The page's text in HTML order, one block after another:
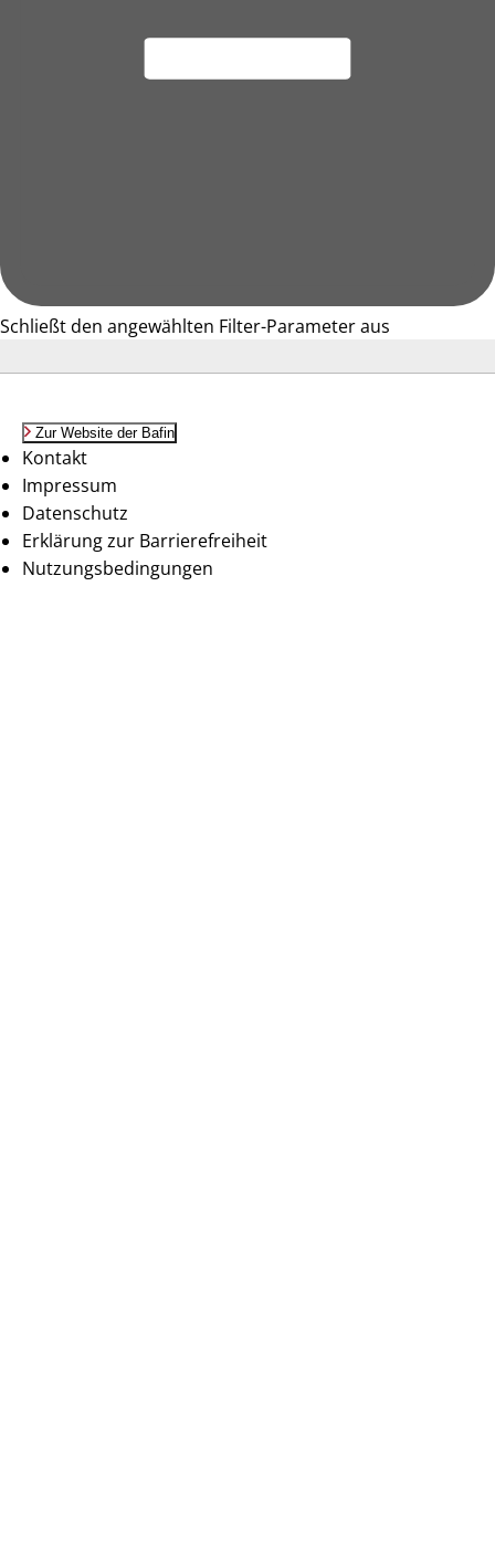
Schließt den angewählten Filter-Parameter aus
Zur Website der Bafin
Kontakt
Impressum
Datenschutz
Erklärung zur Barrierefreiheit
Nutzungsbedingungen